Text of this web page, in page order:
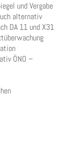
und Vergabe
alternativ
DA 11 und X31
ÖNO –